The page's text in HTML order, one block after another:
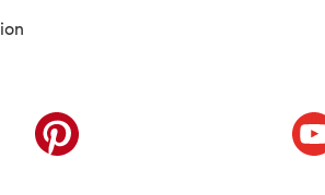
Tab)(öffnet sich in einem neuen Tab)